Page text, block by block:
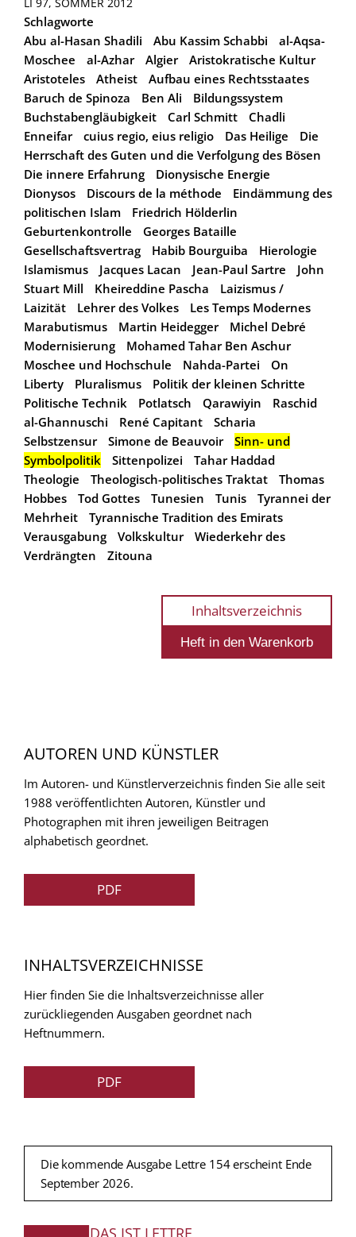
Schlagworte
Abu al-Hasan Shadili
Abu Kassim Schabbi
al-Aqsa-
Moschee
al-Azhar Algier
Aristokratische Kultur
Aristoteles
Atheist
Aufbau eines Rechtsstaates
Baruch de Spinoza
Ben Ali
Bildungssystem
Buchstabengläubigkeit
Carl Schmitt
Chadli
Enneifar
cuius regio, eius religio Das Heilige
Die
Herrschaft des Guten und die Verfolgung des Bösen
Die innere Erfahrung
Dionysische Energie
Dionysos
Discours de la méthode
Eindämmung des
politischen Islam
Friedrich Hölderlin
Geburtenkontrolle
Georges Bataille
Gesellschaftsvertrag
Habib Bourguiba
Hierologie
Islamismus
Jacques Lacan Jean-Paul Sartre
John
Stuart Mill
Kheireddine Pascha
Laizismus /
Laizität
Lehrer des Volkes
Les Temps Modernes
Marabutismus
Martin Heidegger
Michel Debré
Modernisierung
Mohamed Tahar Ben Aschur
Moschee und Hochschule
Nahda-Partei
On
Liberty
Pluralismus
Politik der kleinen Schritte
Politische Technik
Potlatsch Qarawiyin
Raschid
al-Ghannuschi
René Capitant
Scharia
Selbstzensur
Simone de Beauvoir
Sinn- und
Symbolpolitik
Sittenpolizei
Tahar Haddad
Theologie
Theologisch-politisches Traktat
Thomas
Hobbes
Tod Gottes Tunesien Tunis
Tyrannei der
Mehrheit
Tyrannische Tradition des Emirats
Verausgabung
Volkskultur
Wiederkehr des
Verdrängten
Zitouna
Inhaltsverzeichnis
AUTOREN UND KÜNSTLER
Im Autoren- und Künstlerverzeichnis finden Sie alle seit
1988 veröffentlichten Autoren, Künstler und
Photographen mit ihren jeweiligen Beitragen
alphabetisch geordnet.
PDF
INHALTSVERZEICHNISSE
Hier finden Sie die Inhaltsverzeichnisse aller
zurückliegenden Ausgaben geordnet nach
Heftnummern.
PDF
Die kommende Ausgabe Lettre 154 erscheint Ende
September 2026.
DAS IST LETTRE